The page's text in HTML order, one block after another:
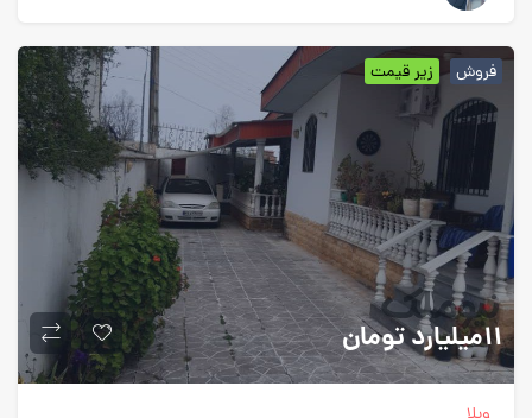
فروش زیر قیمت
۱۱میلیارد تومان